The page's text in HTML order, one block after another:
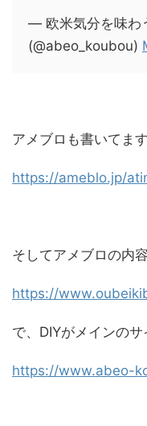
— 欧米気分を味わ
(@abeo_koubou)
アメブロも書いてます
https://ameblo.jp/
そしてアメブロの内
https://
で、DIYがメインのサ
https://www.abeo-